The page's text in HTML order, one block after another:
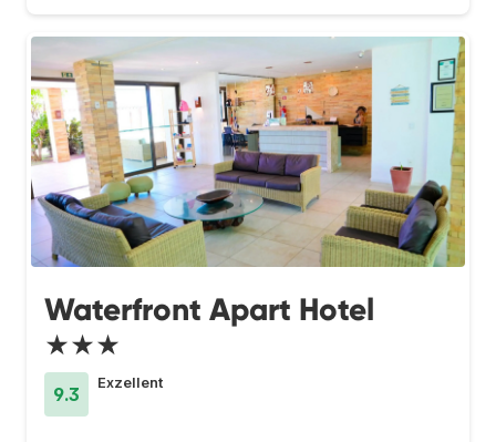
Waterfront Apart Hotel
★★★
9.3
Exzellent